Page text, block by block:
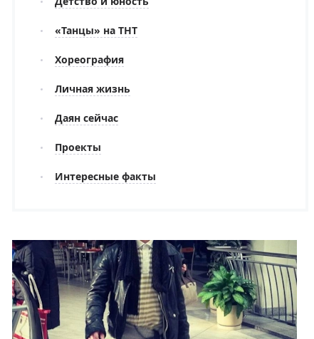
«Танцы» на ТНТ
Хореография
Личная жизнь
Даян сейчас
Проекты
Интересные факты